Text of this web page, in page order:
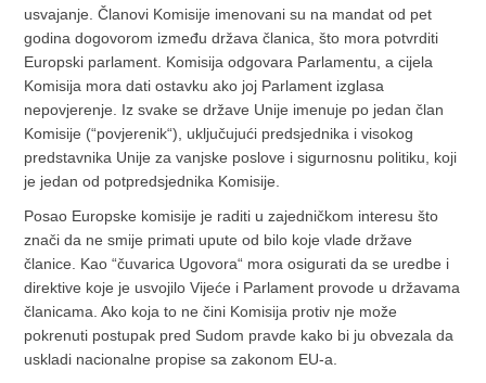
usvajanje. Članovi Komisije imenovani su na mandat od pet
godina dogovorom između država članica, što mora potvrditi
Europski parlament. Komisija odgovara Parlamentu, a cijela
Komisija mora dati ostavku ako joj Parlament izglasa
nepovjerenje. Iz svake se države Unije imenuje po jedan član
Komisije (“povjerenik“), uključujući predsjednika i visokog
predstavnika Unije za vanjske poslove i sigurnosnu politiku, koji
je jedan od potpredsjednika Komisije.
Posao Europske komisije je raditi u zajedničkom interesu što
znači da ne smije primati upute od bilo koje vlade države
članice. Kao “čuvarica Ugovora“ mora osigurati da se uredbe i
direktive koje je usvojilo Vijeće i Parlament provode u državama
članicama. Ako koja to ne čini Komisija protiv nje može
pokrenuti postupak pred Sudom pravde kako bi ju obvezala da
uskladi nacionalne propise sa zakonom EU-a.